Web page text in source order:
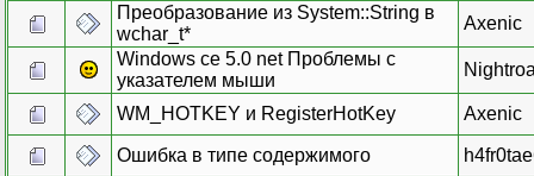
Преобразование из System::String в
wchar_t*
Axenic
Windows ce 5.0 net Проблемы с
указателем мыши
WM_HOTKEY и RegisterHotKey Axenic
Ошибка в типе содержимого